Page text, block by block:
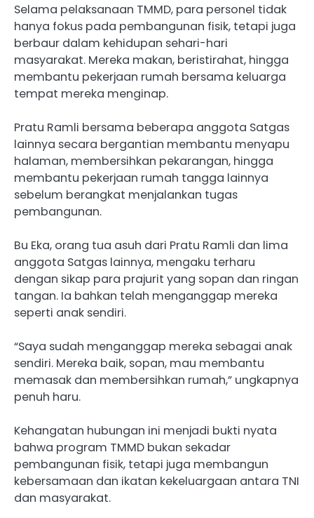
Selama pelaksanaan TMMD, para personel tidak
hanya fokus pada pembangunan fisik, tetapi juga
berbaur dalam kehidupan sehari-hari
masyarakat. Mereka makan, beristirahat, hingga
membantu pekerjaan rumah bersama keluarga
tempat mereka menginap.
Pratu Ramli bersama beberapa anggota Satgas
lainnya secara bergantian membantu menyapu
halaman, membersihkan pekarangan, hingga
membantu pekerjaan rumah tangga lainnya
sebelum berangkat menjalankan tugas
pembangunan.
Bu Eka, orang tua asuh dari Pratu Ramli dan lima
anggota Satgas lainnya, mengaku terharu
dengan sikap para prajurit yang sopan dan ringan
tangan. Ia bahkan telah menganggap mereka
seperti anak sendiri.
“Saya sudah menganggap mereka sebagai anak
sendiri. Mereka baik, sopan, mau membantu
memasak dan membersihkan rumah,” ungkapnya
penuh haru.
Kehangatan hubungan ini menjadi bukti nyata
bahwa program TMMD bukan sekadar
pembangunan fisik, tetapi juga membangun
kebersamaan dan ikatan kekeluargaan antara TNI
dan masyarakat.